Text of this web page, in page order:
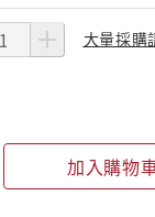
大量採購
加入購物